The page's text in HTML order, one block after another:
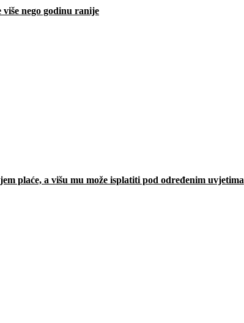
nego godinu ranije
plaće, a višu mu može isplatiti pod određenim uvjetima